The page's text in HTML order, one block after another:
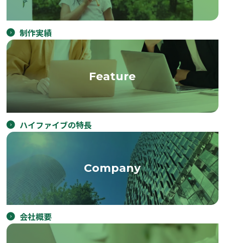
制作実績
Feature
ハイファイブの特長
Company
会社概要